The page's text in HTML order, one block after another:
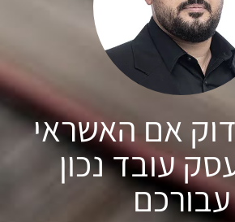
אם האשראי
עובד נכון
עבורכם